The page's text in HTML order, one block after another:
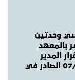
وحدتين
بالمعهد
المدير
العام للمعهد العالي للقضاء رقم 07/2026 الصادر في